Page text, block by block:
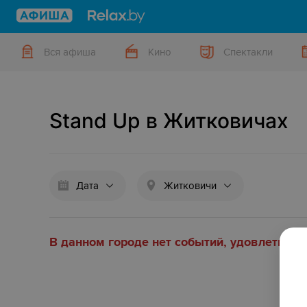
Вся афиша Кино Спектакли
Stand Up в Житковичах
Дата Житковичи
В данном городе нет событий,